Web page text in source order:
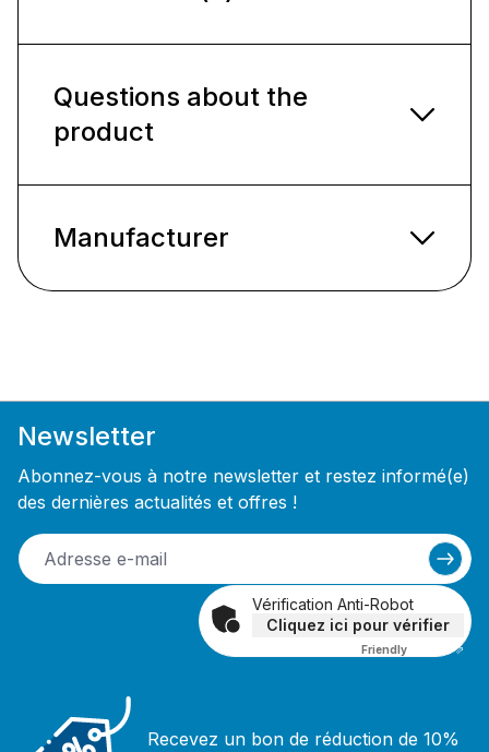
Questions about the
product
Manufacturer
Newsletter
Abonnez-vous à notre newsletter et restez informé(e)
des dernières actualités et offres !
Vérification Anti-Robot
Cliquez ici pour vérifier
Friendly Captcha ⇗
Recevez un bon de réduction de 10%